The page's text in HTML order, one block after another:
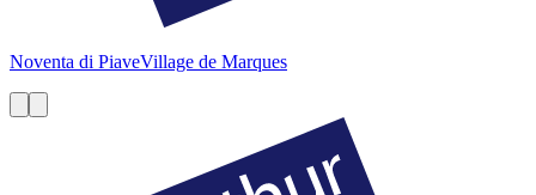
Noventa di PiaveVillage de Marques